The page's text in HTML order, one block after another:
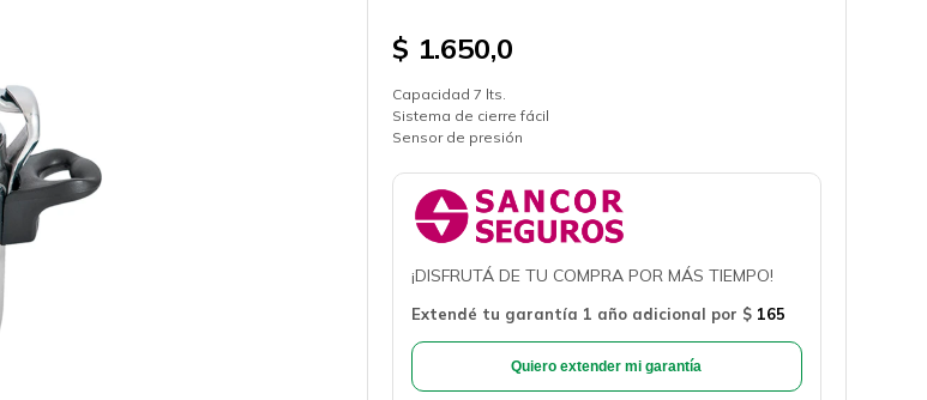
$ 1.650,0
Capacidad 7 lts.
Sistema de cierre fácil
Sensor de presión
¡DISFRUTÁ DE TU COMPRA POR MÁS TIEMPO!
Extendé tu garantía 1 año adicional por $ 165
Quiero extender mi garantía